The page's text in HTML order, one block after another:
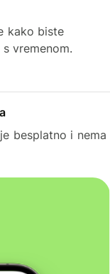
kako biste
vremenom.
besplatno i nema